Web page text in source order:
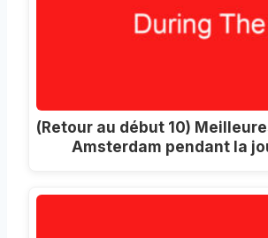
(Retour au début 10)
Amsterdam pendant la